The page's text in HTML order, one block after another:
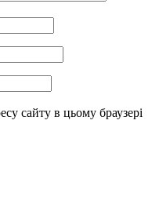
сайту в цьому браузері